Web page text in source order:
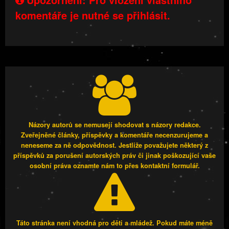
komentáře je nutné se přihlásit.
Názory autorů se nemusejí shodovat s názory redakce.
Zveřejněné články, příspěvky a komentáře necenzurujeme a
neneseme za ně odpovědnost. Jestliže považujete některý z
příspěvků za porušení autorských práv či jinak poškozující vaše
osobní práva oznamte nám to přes kontaktní formulář.
Táto stránka není vhodná pro děti a mládež. Pokud máte méně